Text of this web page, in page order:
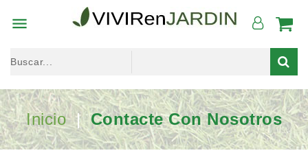

Inicio Contacte Con Nosotros